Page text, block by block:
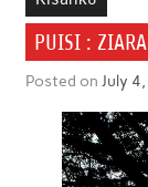
PUISI :
Posted on July